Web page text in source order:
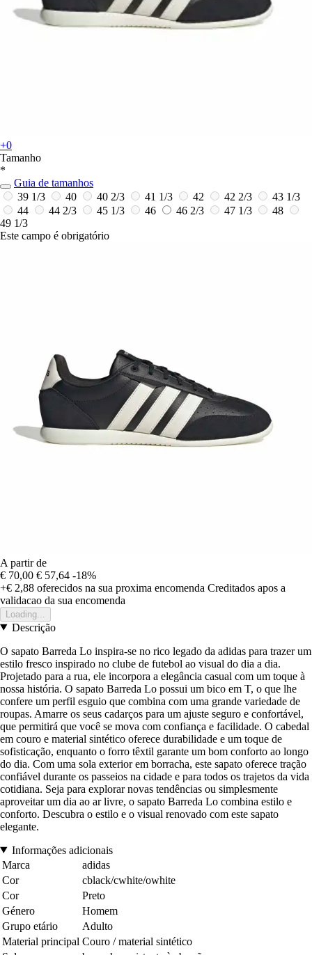
+0
Tamanho
*
Guia de tamanhos
39 1/3
40 40 2/3 41 1/3 42 42 2/3
43 1/3
44
44 2/3 45 1/3 46 46 2/3 47 1/3
48
49 1/3
Este campo é obrigatório
A partir de
€ 70,00 € 57,64 -18%
+€ 2,88 oferecidos na sua proxima encomenda Creditados apos a
validacao da sua encomenda
Loading...
Descrição
O sapato Barreda Lo inspira-se no rico legado da adidas para trazer um
estilo fresco inspirado no clube de futebol ao visual do dia a dia.
Projetado para a rua, ele incorpora a elegância casual com um toque à
nossa história. O sapato Barreda Lo possui um bico em T, o que lhe
confere um perfil esguio que combina com uma grande variedade de
roupas. Amarre os seus cadarços para um ajuste seguro e confortável,
que permitirá que você se mova com confiança e facilidade. O cabedal
em couro e material sintético oferece durabilidade e um toque de
sofisticação, enquanto o forro têxtil garante um bom conforto ao longo
do dia. Com uma sola exterior em borracha, este sapato oferece tração
confiável durante os passeios na cidade e para todos os trajetos da vida
cotidiana. Seja para explorar novas tendências ou simplesmente
aproveitar um dia ao ar livre, o sapato Barreda Lo combina estilo e
conforto. Descubra o estilo e o visual renovado com este sapato
elegante.
Informações adicionais
Marca
adidas
Cor
cblack/cwhite/owhite
Cor
Preto
Género
Homem
Grupo etário
Adulto
Material principal Couro / material sintético